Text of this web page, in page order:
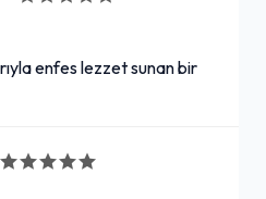
enfes lezzet sunan bir